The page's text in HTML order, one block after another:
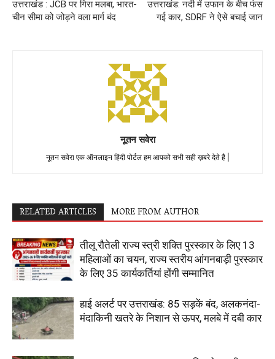
उत्तराखंड : JCB पर गिरा मलबा, भारत-
चीन सीमा को जोड़ने वला मार्ग बंद
उत्तराखंड: नदी में उफान के बीच फंस
गई कार, SDRF ने ऐसे बचाई जान
नूतन सवेरा
नूतन सवेरा एक ऑनलाइन हिंदी पोर्टल हम आपको सभी सही ख़बरे देते है |
RELATED ARTICLES MORE FROM AUTHOR
तीलू रौतेली राज्य स्त्री शक्ति पुरस्कार के लिए 13
महिलाओं का चयन, राज्य स्तरीय आंगनबाड़ी पुरस्कार
के लिए 35 कार्यकर्तियां होंगी सम्मानित
हाई अलर्ट पर उत्तराखंड: 85 सड़कें बंद, अलकनंदा-
मंदाकिनी खतरे के निशान से ऊपर, मलबे में दबी कार